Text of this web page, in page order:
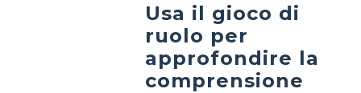
Usa il gioco di
ruolo per
approfondire la
comprensione